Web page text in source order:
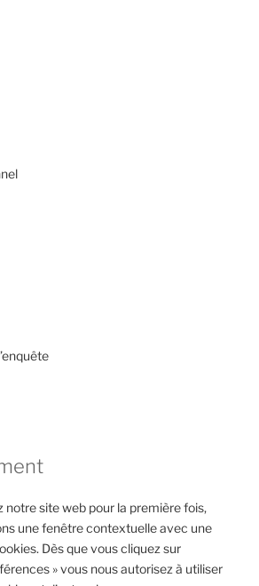
notre site web pour la première fois,
une fenêtre contextuelle avec une
Dès que vous cliquez sur
» vous nous autorisez à utiliser